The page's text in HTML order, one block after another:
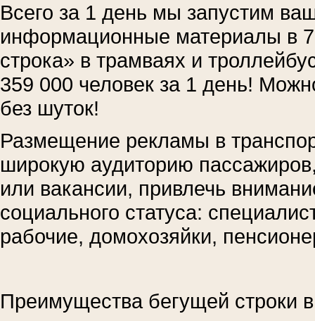
Всего за 1 день мы запустим
информационные материалы в
строка» в трамваях и
359 000 человек за 1 день!
без шуток!
Размещение рекламы в
широкую аудиторию
или вакансии, привлечь
социального статуса:
рабочие, домохозяйки,
Преимущества бегущей строки